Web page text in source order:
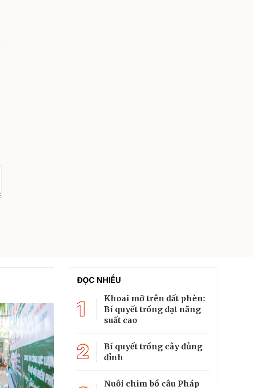
ĐỌC NHIỀU
1
Khoai mỡ trên đất phèn:
Bí quyết trồng đạt năng
suất cao
2
Bí quyết trồng cây đủng
đỉnh
Nuôi chim bồ câu Pháp